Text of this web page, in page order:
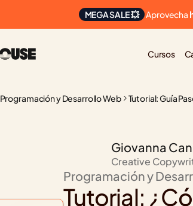
MEGA SALE 💥 Aprovecha
Cursos
Programación y Desarrollo Web Tutorial: Guía
Giovanna
Creative
Programación y
Tutorial: